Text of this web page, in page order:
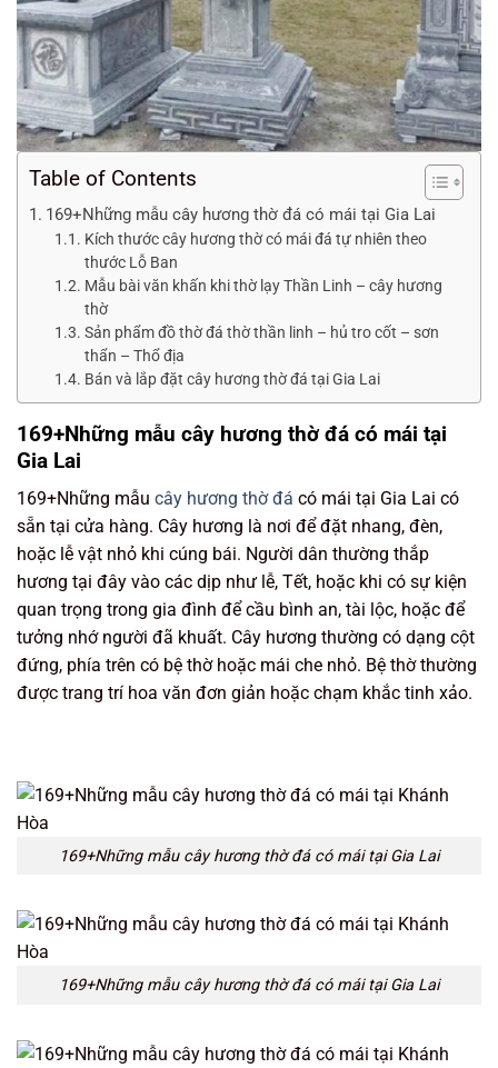
Table of Contents
169+Những mẫu cây hương thờ đá có mái tại Gia Lai
Kích thước cây hương thờ có mái đá tự nhiên theo
thước Lỗ Ban
Mẫu bài văn khấn khi thờ lạy Thần Linh – cây hương
thờ
Sản phẩm đồ thờ đá thờ thần linh – hủ tro cốt – sơn
thẩn – Thổ địa
Bán và lắp đặt cây hương thờ đá tại Gia Lai
169+Những mẫu cây hương thờ đá có mái tại
Gia Lai
169+Những mẫu cây hương thờ đá có mái tại Gia Lai có
sẵn tại cửa hàng. Cây hương là nơi để đặt nhang, đèn,
hoặc lễ vật nhỏ khi cúng bái. Người dân thường thắp
hương tại đây vào các dịp như lễ, Tết, hoặc khi có sự kiện
quan trọng trong gia đình để cầu bình an, tài lộc, hoặc để
tưởng nhớ người đã khuất. Cây hương thường có dạng cột
đứng, phía trên có bệ thờ hoặc mái che nhỏ. Bệ thờ thường
được trang trí hoa văn đơn giản hoặc chạm khắc tinh xảo.
169+Những mẫu cây hương thờ đá có mái tại Gia Lai
169+Những mẫu cây hương thờ đá có mái tại Gia Lai